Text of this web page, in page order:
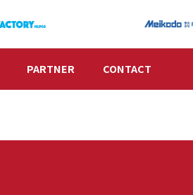
PARTNER CONTACT